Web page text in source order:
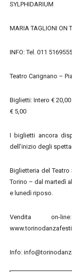
SYLPHIDARIUM
MARIA TAGLIONI ON
INFO: Tel. 011
Teatro Carignano –
Biglietti: Intero €
€ 5,00
I biglietti ancora
dell’inizio degli
Biglietteria del
Torino – dal martedì
e lunedì riposo.
Vendita on-
Info: